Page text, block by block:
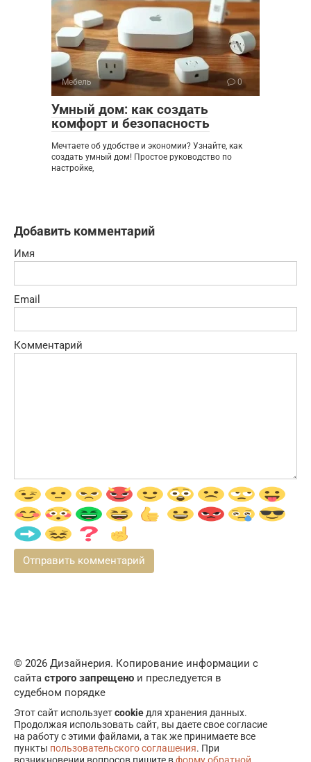
Мебель 0
Умный дом: как создать
комфорт и безопасность
Мечтаете об удобстве и экономии? Узнайте, как
создать умный дом! Простое руководство по
настройке,
Добавить комментарий
Имя
Email
Комментарий
© 2026 Дизайнерия. Копирование информации с
сайта строго запрещено и преследуется в
судебном порядке
Этот сайт используетcookie для хранения данных.
Продолжая использовать сайт, вы даете свое согласие
на работу с этими файлами, а так же принимаете все
пункты пользовательского соглашения. При
возникновении вопросов пишите вформу обратной